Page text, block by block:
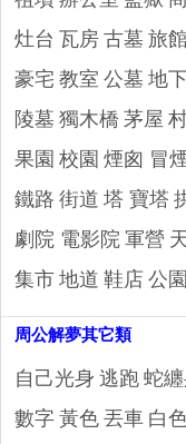
灶台 瓦房 古墓 旅
豪宅 教室 公墓 地
陵墓 獨木橋 茅屋
果園 校園 煙囪 冒
鐵路 街道 塔 寶塔
劇院 電影院 軍營
集市 地道 鞋店 公園
周公解夢其它類
自己光身 逃跑 蛇
數字 黃色 丟車 白